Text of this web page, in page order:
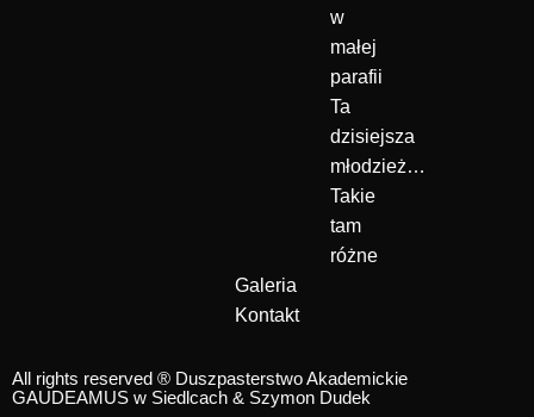
w
małej
parafii
Ta
dzisiejsza
młodzież…
Takie
tam
różne
Galeria
Kontakt
All rights reserved ® Duszpasterstwo Akademickie
GAUDEAMUS w Siedlcach & Szymon Dudek